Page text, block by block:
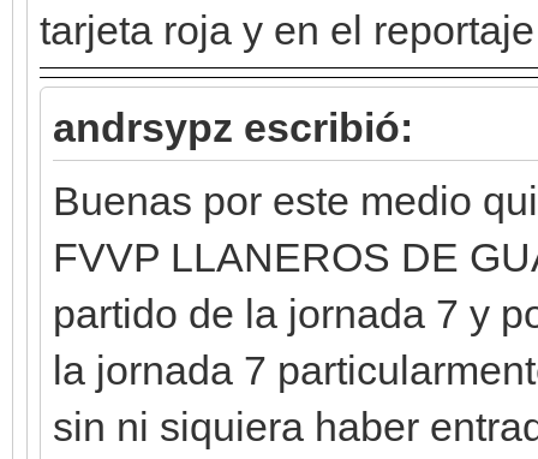
tarjeta roja y en el
andrsypz escribió:
Buenas por este medio
FVVP LLANEROS DE
partido de la jornada 7 y
la jornada 7
sin ni siquiera haber